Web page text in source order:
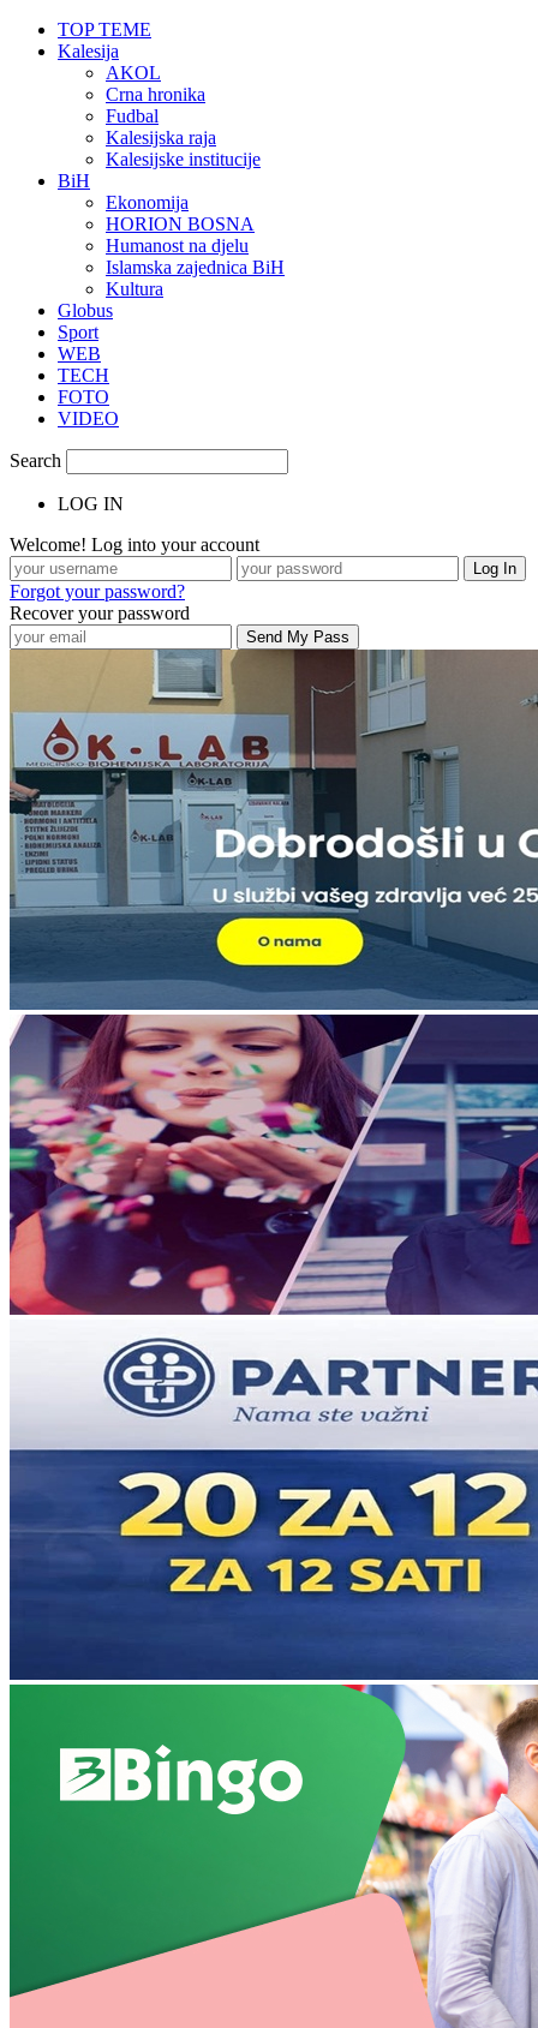
TOP TEME
Kalesija
AKOL
Crna hronika
Fudbal
Kalesijska raja
Kalesijske institucije
BiH
Ekonomija
HORION BOSNA
Humanost na djelu
Islamska zajednica BiH
Kultura
Globus
Sport
WEB
TECH
FOTO
VIDEO
Search
LOG IN
Welcome! Log into your account
Forgot your password?
Recover your password